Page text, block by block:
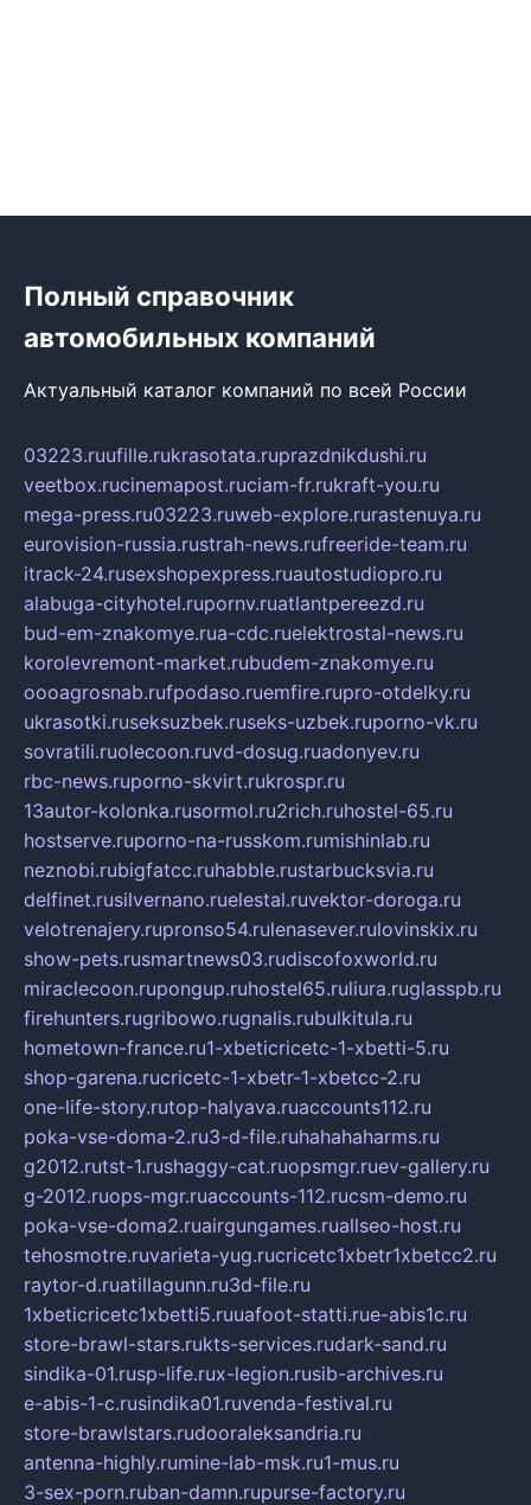
Полный справочник
автомобильных компаний
Актуальный каталог компаний по всей России
03223.ruufille.rukrasotata.ruprazdnikdushi.ru
veetbox.rucinemapost.ruciam-fr.rukraft-you.ru
mega-press.ru03223.ruweb-explore.rurastenuya.ru
eurovision-russia.rustrah-news.rufreeride-team.ru
itrack-24.rusexshopexpress.ruautostudiopro.ru
alabuga-cityhotel.rupornv.ruatlantpereezd.ru
bud-em-znakomye.rua-cdc.ruelektrostal-news.ru
korolevremont-market.rubudem-znakomye.ru
oooagrosnab.rufpodaso.ruemfire.rupro-otdelky.ru
ukrasotki.ruseksuzbek.ruseks-uzbek.ruporno-vk.ru
sovratili.ruolecoon.ruvd-dosug.ruadonyev.ru
rbc-news.ruporno-skvirt.rukrospr.ru
13autor-kolonka.rusormol.ru2rich.ruhostel-65.ru
hostserve.ruporno-na-russkom.rumishinlab.ru
neznobi.rubigfatcc.ruhabble.rustarbucksvia.ru
delfinet.rusilvernano.ruelestal.ruvektor-doroga.ru
velotrenajery.rupronso54.rulenasever.rulovinskix.ru
show-pets.rusmartnews03.rudiscofoxworld.ru
miraclecoon.rupongup.ruhostel65.ruliura.ruglasspb.ru
firehunters.rugribowo.rugnalis.rubulkitula.ru
hometown-france.ru1-xbeticricetc-1-xbetti-5.ru
shop-garena.rucricetc-1-xbetr-1-xbetcc-2.ru
one-life-story.rutop-halyava.ruaccounts112.ru
poka-vse-doma-2.ru3-d-file.ruhahahaharms.ru
g2012.rutst-1.rushaggy-cat.ruopsmgr.ruev-gallery.ru
g-2012.ruops-mgr.ruaccounts-112.rucsm-demo.ru
poka-vse-doma2.ruairgungames.ruallseo-host.ru
tehosmotre.ruvarieta-yug.rucricetc1xbetr1xbetcc2.ru
raytor-d.ruatillagunn.ru3d-file.ru
1xbeticricetc1xbetti5.ruuafoot-statti.rue-abis1c.ru
store-brawl-stars.rukts-services.rudark-sand.ru
sindika-01.rusp-life.rux-legion.rusib-archives.ru
e-abis-1-c.rusindika01.ruvenda-festival.ru
store-brawlstars.rudooraleksandria.ru
antenna-highly.rumine-lab-msk.ru1-mus.ru
3-sex-porn.ruban-damn.rupurse-factory.ru